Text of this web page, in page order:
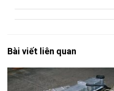
Bài viết liên quan